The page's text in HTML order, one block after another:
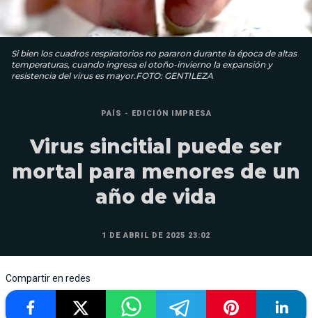
Si bien los cuadros respiratorios no pararon durante la época de altas
temperaturas, cuando ingresa el otoño-invierno la expansión y
resistencia del virus es mayor.FOTO: GENTILEZA
PAÍS - EDICIÓN IMPRESA
Virus sincitial puede ser
mortal para menores de un
año de vida
1 DE ABRIL DE 2025 23:02
Compartir en redes